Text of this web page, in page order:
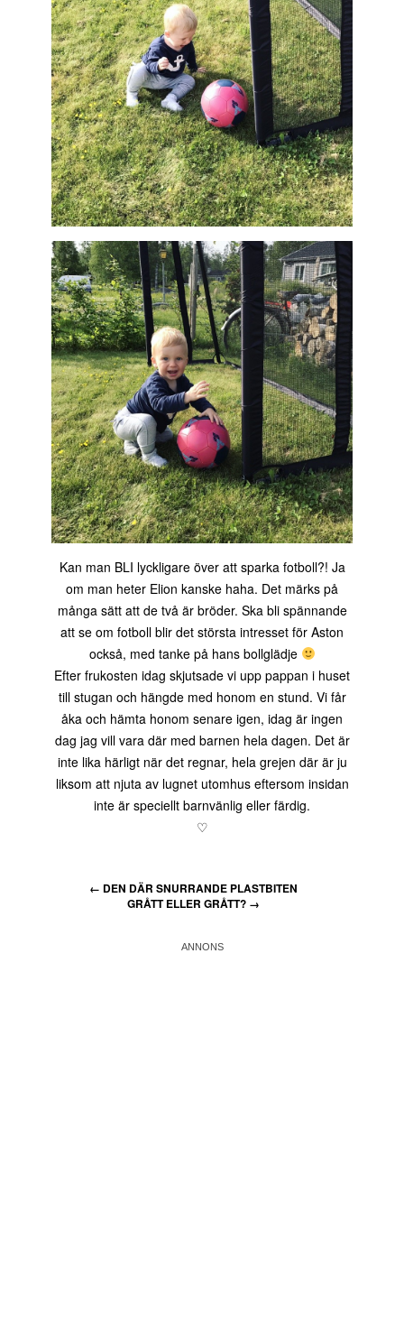
Kan man BLI lyckligare över att sparka fotboll?! Ja
om man heter Elion kanske haha. Det märks på
många sätt att de två är bröder. Ska bli spännande
att se om fotboll blir det största intresset för Aston
också, med tanke på hans bollglädje
Efter frukosten idag skjutsade vi upp pappan i huset
till stugan och hängde med honom en stund. Vi får
åka och hämta honom senare igen, idag är ingen
dag jag vill vara där med barnen hela dagen. Det är
inte lika härligt när det regnar, hela grejen där är ju
liksom att njuta av lugnet utomhus eftersom insidan
inte är speciellt barnvänlig eller färdig.
♡
← DEN DÄR SNURRANDE PLASTBITEN
GRÅTT ELLER GRÅTT? →